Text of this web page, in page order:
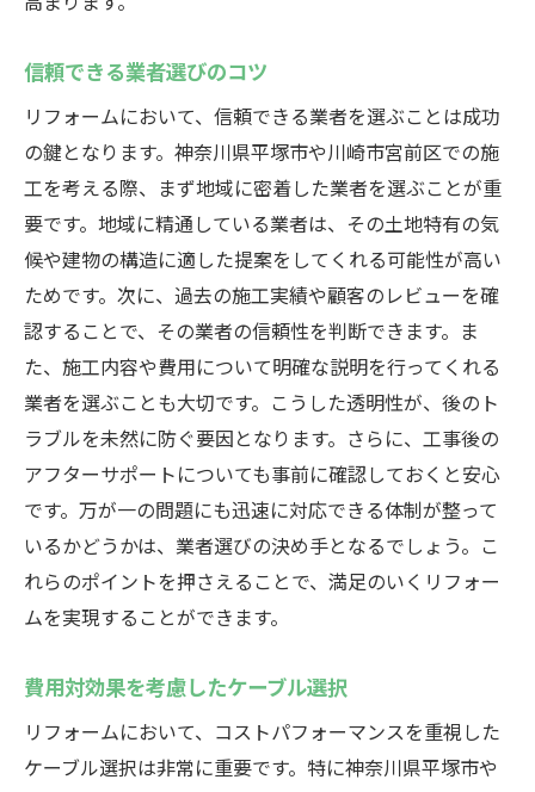
古建築物のリフォームの注意点
耐震補強とリフォームの連携
地域文化を活かしたデザイン提案
構造に応じた空間の有効活用法
建物構造を活かした光と風の取り入れ方
リフォーム計画における資産価値保護
実用的なアドバイスでリフォームを成功させる
方法
予算管理の基本と節約術
初心者でも分かるリフォームプロセス
プロフェッショナルの視点から見るリフォ
ーム成功例
実用的な設備選びのポイント
リフォーム後の生活をイメージする方法
長期的に満足できるリフォームのために
信頼できる業者選びのコツ
リフォームにおいて、信頼できる業者を選ぶことは成功
の鍵となります。神奈川県平塚市や川崎市宮前区での施
工を考える際、まず地域に密着した業者を選ぶことが重
要です。地域に精通している業者は、その土地特有の気
候や建物の構造に適した提案をしてくれる可能性が高い
ためです。次に、過去の施工実績や顧客のレビューを確
認することで、その業者の信頼性を判断できます。ま
た、施工内容や費用について明確な説明を行ってくれる
業者を選ぶことも大切です。こうした透明性が、後のト
ラブルを未然に防ぐ要因となります。さらに、工事後の
アフターサポートについても事前に確認しておくと安心
です。万が一の問題にも迅速に対応できる体制が整って
いるかどうかは、業者選びの決め手となるでしょう。こ
れらのポイントを押さえることで、満足のいくリフォー
ムを実現することができます。
費用対効果を考慮したケーブル選択
リフォームにおいて、コストパフォーマンスを重視した
ケーブル選択は非常に重要です。特に神奈川県平塚市や